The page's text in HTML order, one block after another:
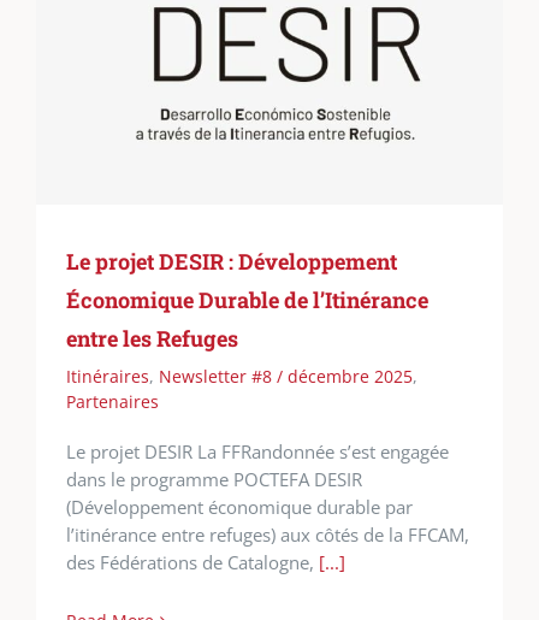
Le projet DESIR : Développement
Économique Durable de l’Itinérance
entre les Refuges
Itinéraires, Newsletter #8 / décembre 2025,
Partenaires
Le projet DESIR La FFRandonnée s’est engagée
dans le programme POCTEFA DESIR
(Développement économique durable par
l’itinérance entre refuges) aux côtés de la FFCAM,
des Fédérations de Catalogne, [...]